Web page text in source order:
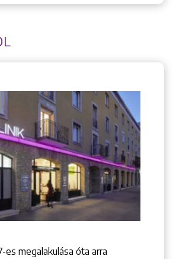
+36 1 222 7250
+36 1 222 9150
Budapest, Örs vezér tere 2.
­es megalakulása óta arra